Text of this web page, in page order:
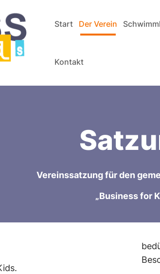
Start Der Verein
Kontakt
Vereinssatzung für den
„Business for